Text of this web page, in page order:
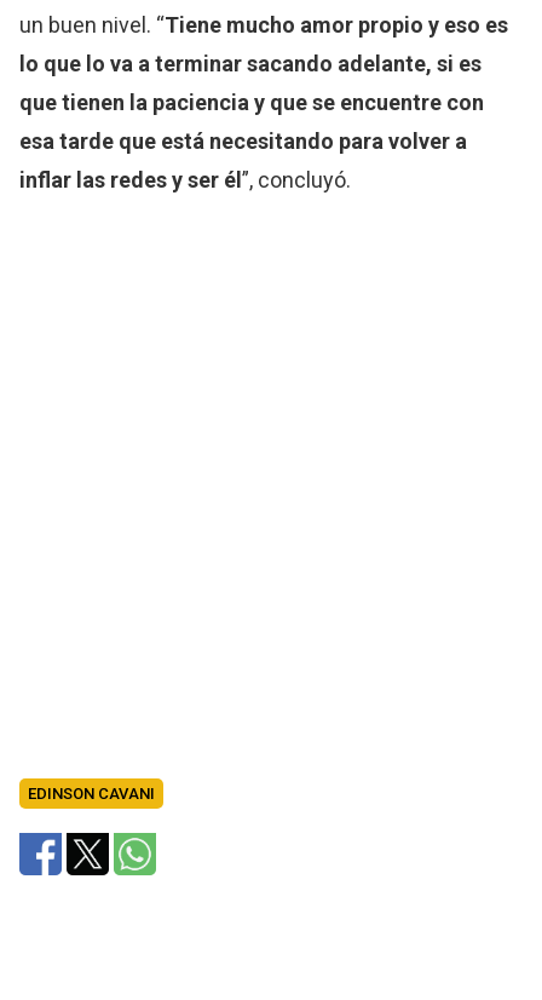
un buen nivel. “Tiene mucho amor propio y eso es
lo que lo va a terminar sacando adelante, si es
que tienen la paciencia y que se encuentre con
esa tarde que está necesitando para volver a
inflar las redes y ser él”, concluyó.
EDINSON CAVANI